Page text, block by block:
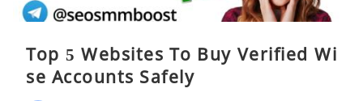
Top 5 Websites To Buy Verified Wi
se Accounts Safely